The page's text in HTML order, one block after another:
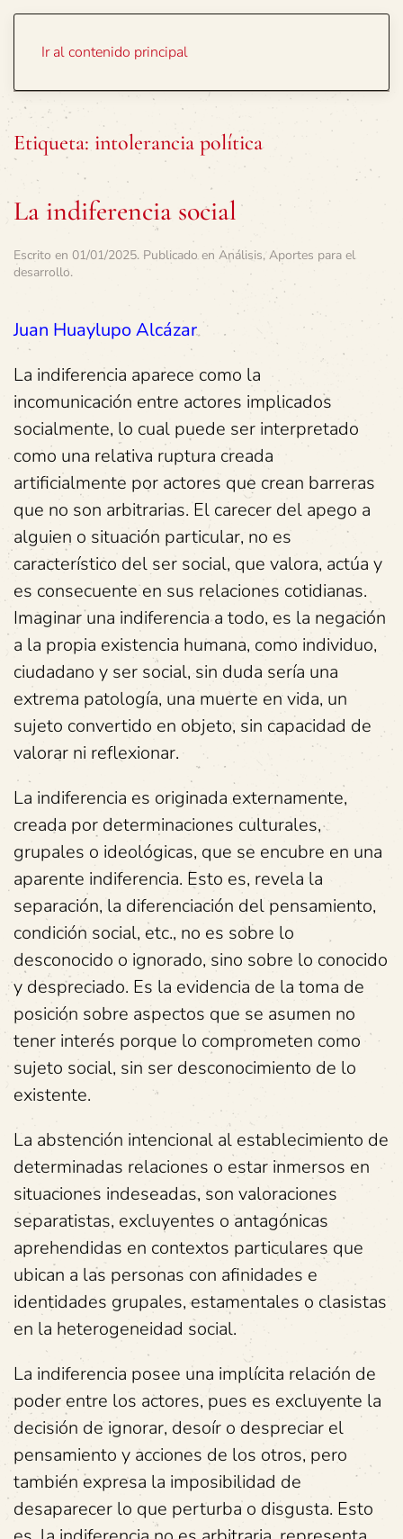
Ir al contenido principal
Etiqueta: intolerancia política
La indiferencia social
Escrito en 01/01/2025. Publicado en Análisis, Aportes para el
desarrollo.
Juan Huaylupo Alcázar
La indiferencia aparece como la
incomunicación entre actores implicados
socialmente, lo cual puede ser interpretado
como una relativa ruptura creada
artificialmente por actores que crean barreras
que no son arbitrarias. El carecer del apego a
alguien o situación particular, no es
característico del ser social, que valora, actúa y
es consecuente en sus relaciones cotidianas.
Imaginar una indiferencia a todo, es la negación
a la propia existencia humana, como individuo,
ciudadano y ser social, sin duda sería una
extrema patología, una muerte en vida, un
sujeto convertido en objeto, sin capacidad de
valorar ni reflexionar.
La indiferencia es originada externamente,
creada por determinaciones culturales,
grupales o ideológicas, que se encubre en una
aparente indiferencia. Esto es, revela la
separación, la diferenciación del pensamiento,
condición social, etc., no es sobre lo
desconocido o ignorado, sino sobre lo conocido
y despreciado. Es la evidencia de la toma de
posición sobre aspectos que se asumen no
tener interés porque lo comprometen como
sujeto social, sin ser desconocimiento de lo
existente.
La abstención intencional al establecimiento de
determinadas relaciones o estar inmersos en
situaciones indeseadas, son valoraciones
separatistas, excluyentes o antagónicas
aprehendidas en contextos particulares que
ubican a las personas con afinidades e
identidades grupales, estamentales o clasistas
en la heterogeneidad social.
La indiferencia posee una implícita relación de
poder entre los actores, pues es excluyente la
decisión de ignorar, desoír o despreciar el
pensamiento y acciones de los otros, pero
también expresa la imposibilidad de
desaparecer lo que perturba o disgusta. Esto